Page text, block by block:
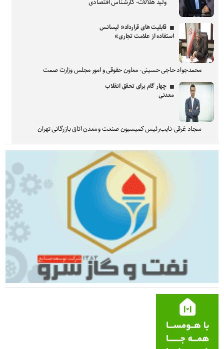
قابلیت های قرارداد« لیسانس
استفاده از علامت تجاری»
محمدجواد حاجی حسینی- معاون حقوقی و امور مجلس وزارت صمت
چهار گام برای تحقق انقلاب
معدنی
سجاد غرقی-نایب‌رئیس کمیسیون صنعت و معدن اتاق بازرگانی تهران